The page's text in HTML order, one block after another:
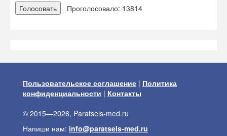
Проголосовало: 13814
Пользовательское соглашение | Политика
конфиденциальности | Контакты
© 2015—2026, Paratsels-med.ru
Напиши нам: info@paratsels-med.ru